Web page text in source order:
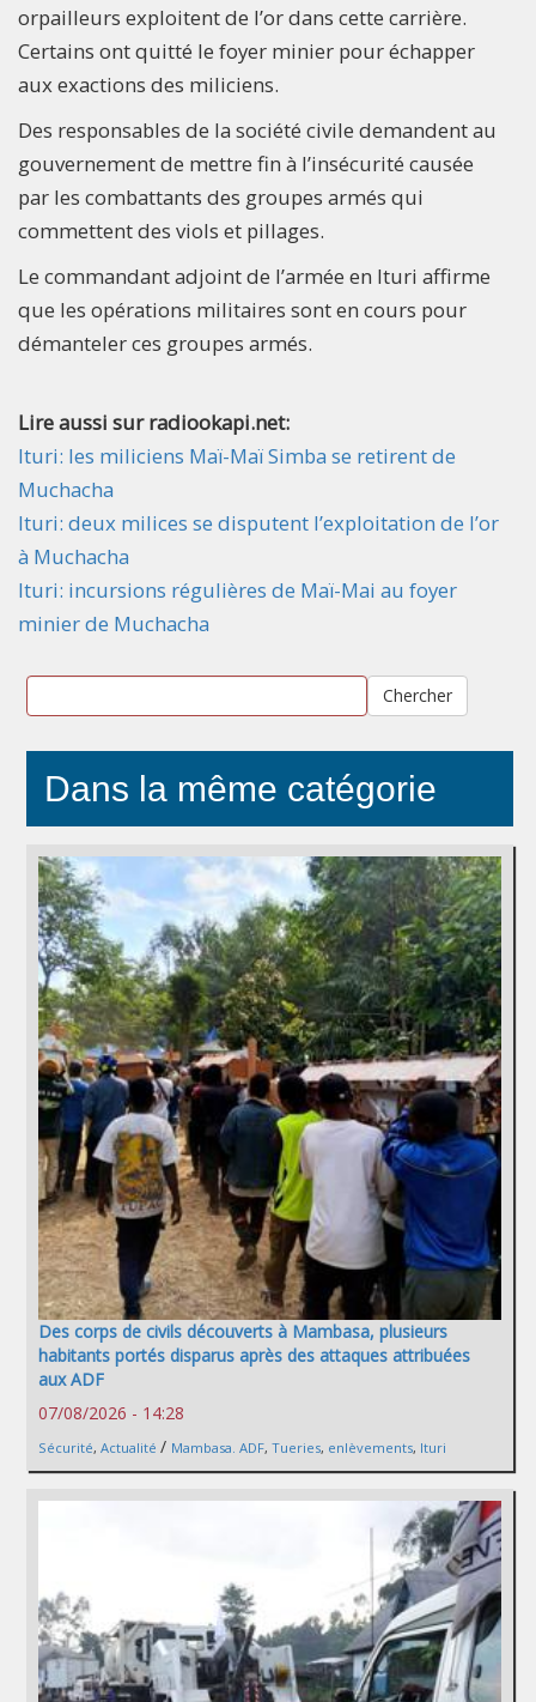
orpailleurs exploitent de l’or dans cette carrière.
Certains ont quitté le foyer minier pour échapper
aux exactions des miliciens.
Des responsables de la société civile demandent au
gouvernement de mettre fin à l’insécurité causée
par les combattants des groupes armés qui
commettent des viols et pillages.
Le commandant adjoint de l’armée en Ituri affirme
que les opérations militaires sont en cours pour
démanteler ces groupes armés.
Lire aussi sur radiookapi.net:
Ituri: les miliciens Maï-Maï Simba se retirent de
Muchacha
Ituri: deux milices se disputent l’exploitation de l’or
à Muchacha
Ituri: incursions régulières de Maï-Mai au foyer
minier de Muchacha
Chercher
Dans la même catégorie
Des corps de civils découverts à Mambasa, plusieurs
habitants portés disparus après des attaques attribuées
aux ADF
07/08/2026 - 14:28
Sécurité, Actualité / Mambasa. ADF, Tueries, enlèvements, Ituri